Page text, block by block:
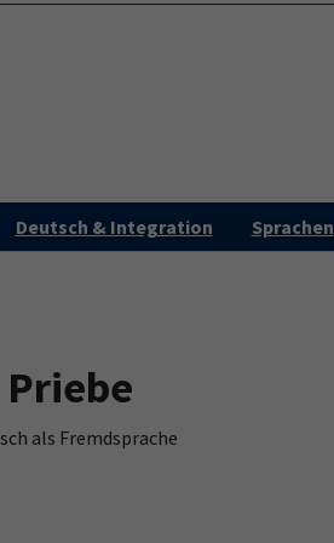
Deutsch & Integration Sprachen
als Fremdsprache